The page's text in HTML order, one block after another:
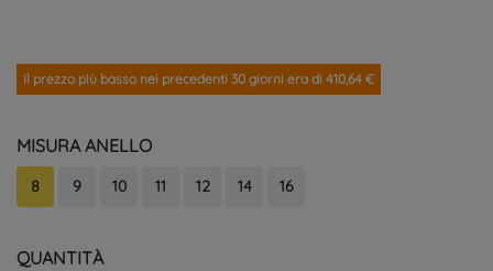
Il prezzo più basso nei precedenti 30 giorni era di 410,64 €
MISURA ANELLO
8 9 10 11 12 14 16
QUANTITÀ